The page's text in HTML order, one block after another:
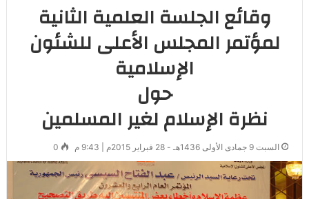
وقائع الجلسة العلمية الثانية
لمؤتمر المجلس الأعلى للشئون
الإسلامية
حول
نظرة الإسلام لغير المسلمين
السبت 9 جمادى الأولى 1436هـ - 28 فبراير 2015م | 9:43 م 0